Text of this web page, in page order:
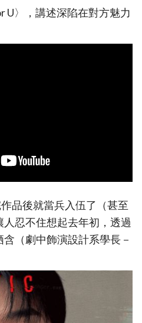
U〉，講述深陷在對方魅力
品後就當兵入伍了（甚至
忍不住想起去年初，透過
含（劇中飾演設計系學長－